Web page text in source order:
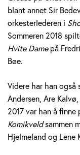
blant annet Sir
orkesterlederen i
Sommeren 2018
Hvite Damepå
Bøe.
Videre har han også
Andersen, Are
2017 var han å
Komikveldsammen
Hjelmeland og Lene